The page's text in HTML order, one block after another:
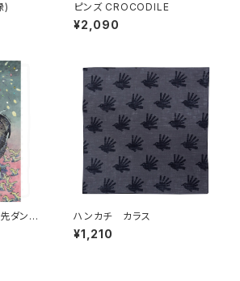
) ピンズ CROCODILE
¥2,090
ダンシ
ハンカチ カラス
¥1,210